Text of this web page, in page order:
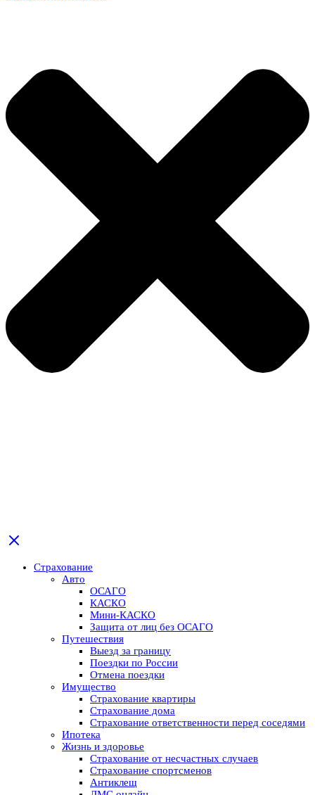
Страхование
Авто
ОСАГО
КАСКО
Мини-КАСКО
Защита от лиц без ОСАГО
Путешествия
Выезд за границу
Поездки по России
Отмена поездки
Имущество
Страхование квартиры
Страхование дома
Страхование ответственности перед соседями
Ипотека
Жизнь и здоровье
Страхование от несчастных случаев
Страхование спортсменов
Антиклещ